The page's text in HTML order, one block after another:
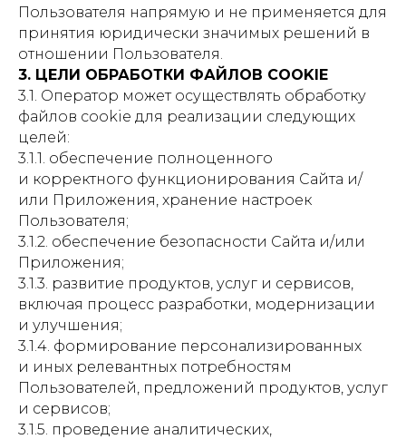
Пользователя напрямую и не применяется для
принятия юридически значимых решений в
отношении Пользователя.
3. ЦЕЛИ ОБРАБОТКИ ФАЙЛОВ COOKIE
3.1. Оператор может осуществлять обработку
файлов cookie для реализации следующих
целей:
3.1.1. обеспечение полноценного
и корректного функционирования Сайта и/
или Приложения, хранение настроек
Пользователя;
3.1.2. обеспечение безопасности Сайта и/или
Приложения;
3.1.3. развитие продуктов, услуг и сервисов,
включая процесс разработки, модернизации
и улучшения;
3.1.4. формирование персонализированных
и иных релевантных потребностям
Пользователей, предложений продуктов, услуг
и сервисов;
3.1.5. проведение аналитических,